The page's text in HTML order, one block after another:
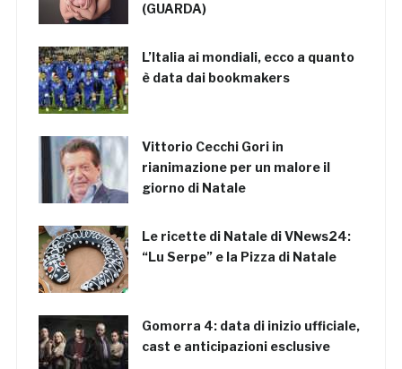
(GUARDA)
L’Italia ai mondiali, ecco a quanto
è data dai bookmakers
Vittorio Cecchi Gori in
rianimazione per un malore il
giorno di Natale
Le ricette di Natale di VNews24:
“Lu Serpe” e la Pizza di Natale
Gomorra 4: data di inizio ufficiale,
cast e anticipazioni esclusive